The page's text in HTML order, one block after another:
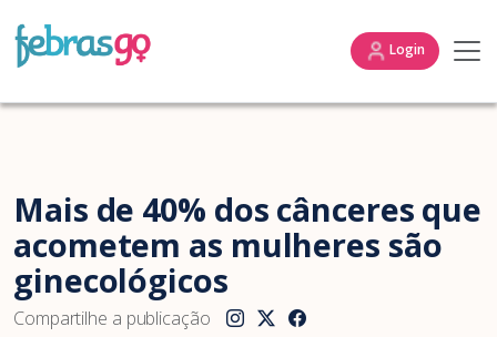
Login
Mais de 40% dos cânceres que
acometem as mulheres são
ginecológicos
Compartilhe a publicação